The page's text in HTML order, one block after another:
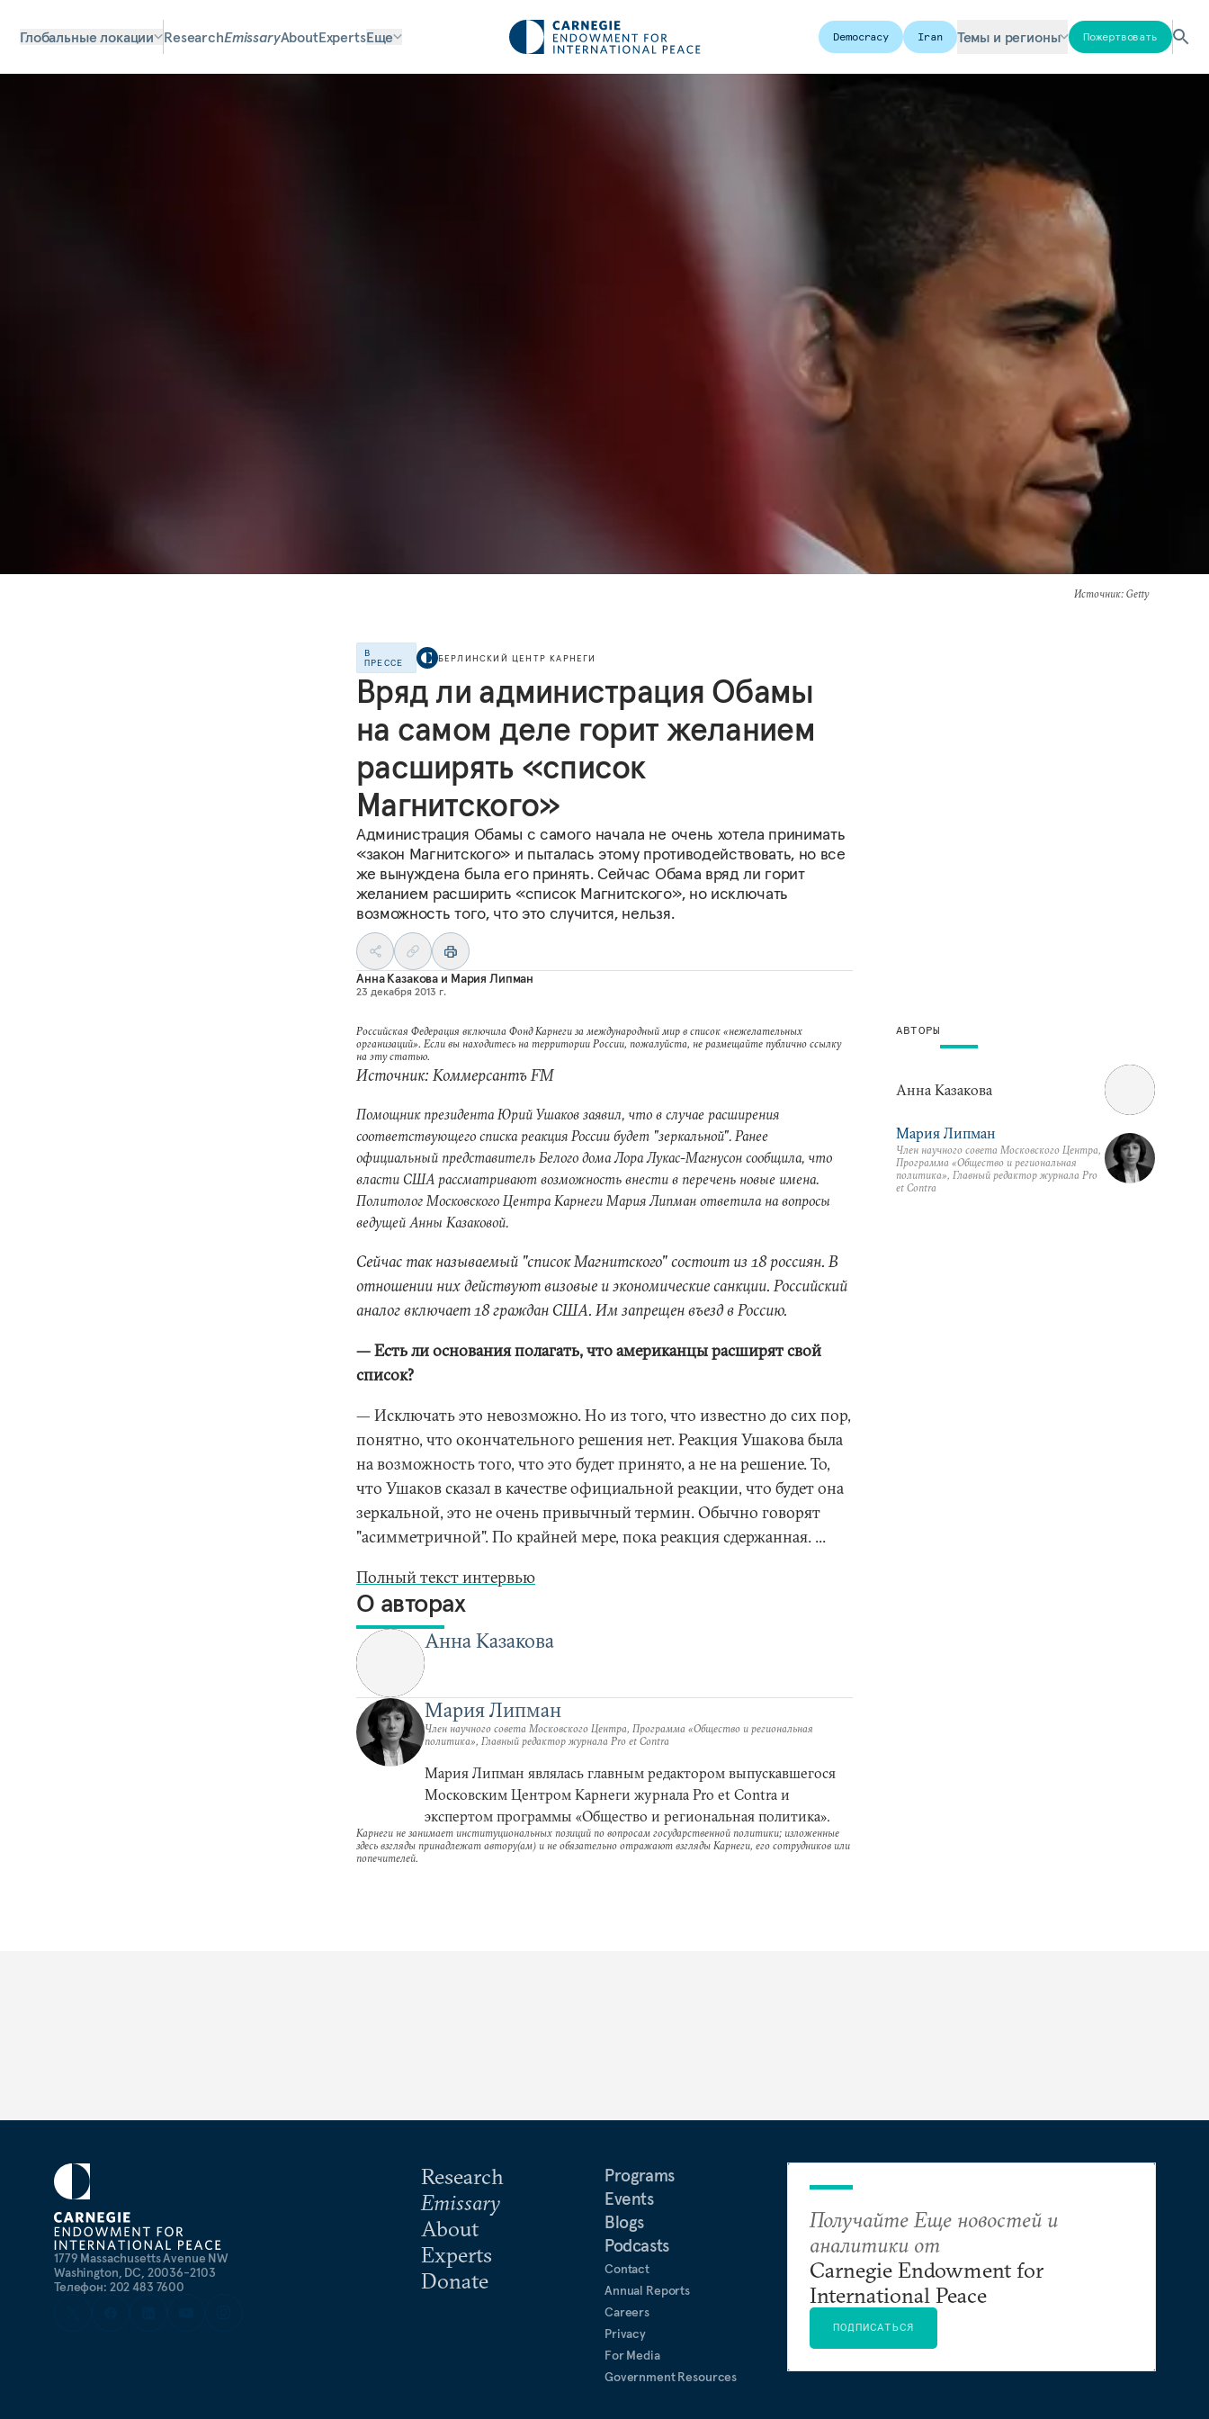
Глобальные локации ResearchEmissaryAboutExpertsЕще Democracy Iran Темы и регионы Пожертвовать
Источник: Getty
В
ПРЕССЕ
БЕРЛИНСКИЙ ЦЕНТР КАРНЕГИ
Вряд ли администрация Обамы
на самом деле горит желанием
расширять «список
Магнитского»
Администрация Обамы с самого начала не очень хотела принимать
«закон Магнитского» и пыталась этому противодействовать, но все
же вынуждена была его принять. Сейчас Обама вряд ли горит
желанием расширить «список Магнитского», но исключать
возможность того, что это случится, нельзя.
Анна Казакова и Мария Липман
23 декабря 2013 г.
Российская Федерация включила Фонд Карнеги за международный мир в список «нежелательных
организаций». Если вы находитесь на территории России, пожалуйста, не размещайте публично ссылку
на эту статью.
Источник: Коммерсантъ FM
Помощник президента Юрий Ушаков заявил, что в случае расширения
соответствующего списка реакция России будет "зеркальной". Ранее
официальный представитель Белого дома Лора Лукас-Магнусон сообщила, что
власти США рассматривают возможность внести в перечень новые имена.
Политолог Московского Центра Карнеги Мария Липман ответила на вопросы
ведущей Анны Казаковой.
Сейчас так называемый "список Магнитского" состоит из 18 россиян. В
отношении них действуют визовые и экономические санкции. Российский
аналог включает 18 граждан США. Им запрещен въезд в Россию.
— Есть ли основания полагать, что американцы расширят свой
список?
— Исключать это невозможно. Но из того, что известно до сих пор,
понятно, что окончательного решения нет. Реакция Ушакова была
на возможность того, что это будет принято, а не на решение. То,
что Ушаков сказал в качестве официальной реакции, что будет она
зеркальной, это не очень привычный термин. Обычно говорят
"асимметричной". По крайней мере, пока реакция сдержанная. ...
Полный текст интервью
О авторах
Анна Казакова
Мария Липман
Член научного совета Московского Центра, Программа «Общество и региональная
политика», Главный редактор журнала Pro et Contra
Мария Липман являлась главным редактором выпускавшегося
Московским Центром Карнеги журнала Pro et Contra и
экспертом программы «Общество и региональная политика».
АВТОРЫ
Анна Казакова
Мария Липман
Член научного совета Московского Центра,
Программа «Общество и региональная
политика», Главный редактор журнала Pro
et Contra
Карнеги не занимает институциональных позиций по вопросам государственной политики; изложенные
здесь взгляды принадлежат автору(ам) и не обязательно отражают взгляды Карнеги, его сотрудников или
попечителей.
1779 Massachusetts Avenue NW
Washington, DC, 20036-2103
Телефон: 202 483 7600
Research
Emissary
About
Experts
Donate
Programs
Events
Blogs
Podcasts
Contact
Annual Reports
Careers
Privacy
For Media
Government Resources
Получайте Еще новостей и
аналитики от
Carnegie Endowment for
International Peace
ПОДПИСАТЬСЯ